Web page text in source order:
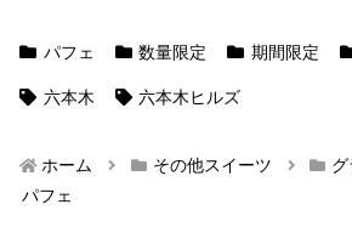
パフェ 数量限定 期間限定
六本木 六本木ヒルズ
ホーム その他スイーツ
グ
パフェ